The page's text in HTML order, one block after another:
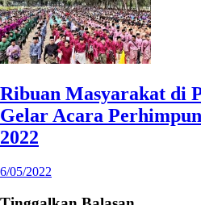
Ribuan Masyarakat di
Gelar Acara
2022
6/05/2022